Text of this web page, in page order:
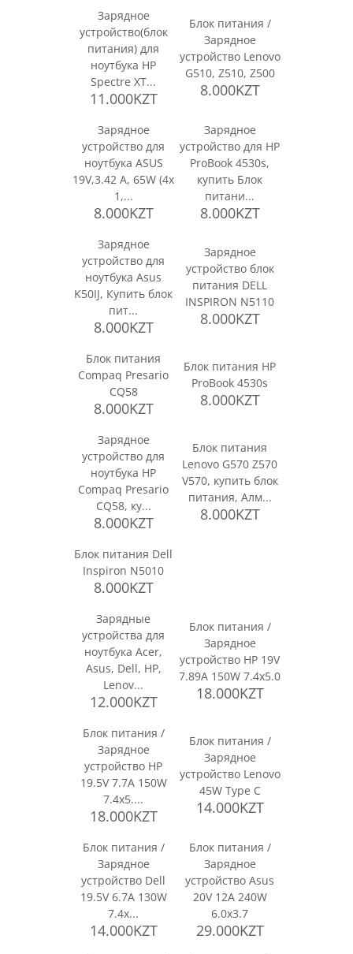
Зарядное
устройство(блок
питания) для
ноутбука HP
Spectre XT...
11.000KZT
Блок питания /
Зарядное
устройство Lenovo
G510, Z510, Z500
8.000KZT
Зарядное
устройство для
ноутбука ASUS
19V,3.42 A, 65W (4x
1,...
8.000KZT
Зарядное
устройство для HP
ProBook 4530s,
купить Блок
питани...
8.000KZT
Зарядное
устройство для
ноутбука Asus
K50IJ, Купить блок
пит...
8.000KZT
Зарядное
устройство блок
питания DELL
INSPIRON N5110
8.000KZT
Блок питания
Compaq Presario
CQ58
8.000KZT
Блок питания HP
ProBook 4530s
8.000KZT
Зарядное
устройство для
ноутбука HP
Compaq Presario
CQ58, ку...
8.000KZT
Блок питания
Lenovo G570 Z570
V570, купить блок
питания, Алм...
8.000KZT
Блок питания Dell
Inspiron N5010
8.000KZT
Зарядные
устройства для
ноутбука Acer,
Asus, Dell, HP,
Lenov...
12.000KZT
Блок питания /
Зарядное
устройство HP 19V
7.89A 150W 7.4x5.0
18.000KZT
Блок питания /
Зарядное
устройство HP
19.5V 7.7A 150W
7.4x5....
18.000KZT
Блок питания /
Зарядное
устройство Lenovo
45W Type C
14.000KZT
Блок питания /
Зарядное
устройство Dell
19.5V 6.7A 130W
7.4x...
14.000KZT
Блок питания /
Зарядное
устройство Asus
20V 12A 240W
6.0x3.7
29.000KZT